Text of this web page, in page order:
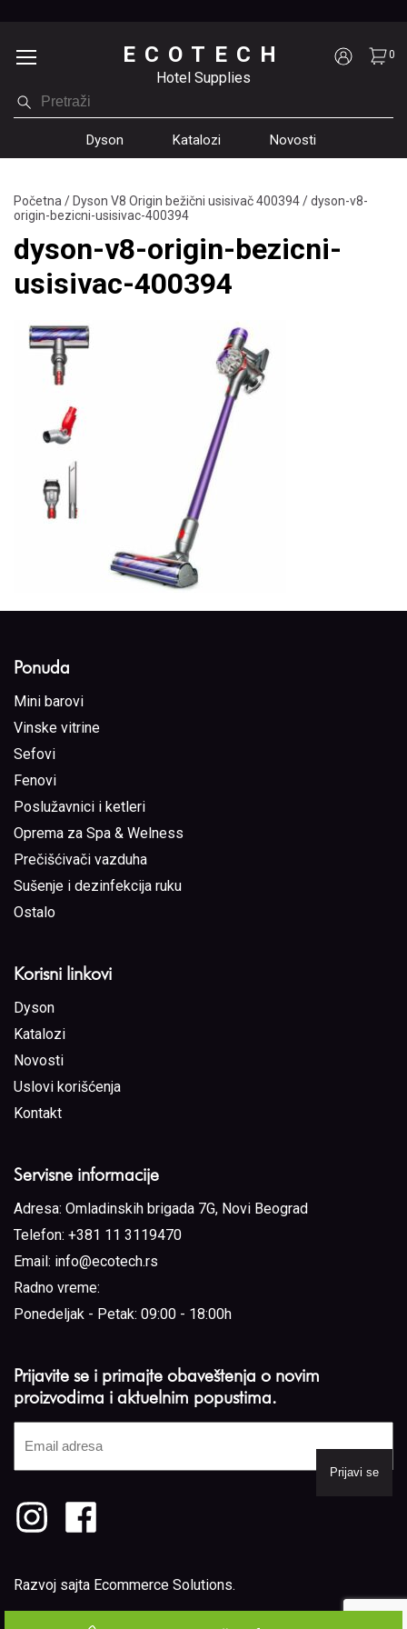
Dyson Katalozi Novosti
ECOTECH
Hotel Supplies
0
Početna /Dyson V8 Origin bežični usisivač 400394/dyson-v8-
origin-bezicni-usisivac-400394
dyson-v8-origin-bezicni-
usisivac-400394
Ponuda
Mini barovi
Vinske vitrine
Sefovi
Fenovi
Poslužavnici i ketleri
Oprema za Spa & Welness
Prečišćivači vazduha
Sušenje i dezinfekcija ruku
Ostalo
Korisni linkovi
Dyson
Katalozi
Novosti
Uslovi korišćenja
Kontakt
Servisne informacije
Adresa: Omladinskih brigada 7G, Novi Beograd
Telefon: +381 11 3119470
Email: info@ecotech.rs
Radno vreme:
Ponedeljak - Petak: 09:00 - 18:00h
Prijavite se i primajte obaveštenja o novim
proizvodima i aktuelnim popustima.
adresa
Razvoj sajta Ecommerce Solutions.